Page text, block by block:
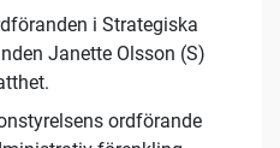
i Strategiska
Janette Olsson (S)
ordförande